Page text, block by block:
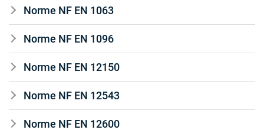
Norme NF EN 1063
Norme NF EN 1096
Norme NF EN 12150
Norme NF EN 12543
Norme NF EN 12600